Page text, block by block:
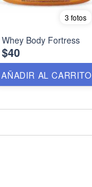
3 fotos
Whey Body Fortress
$40
AÑADIR AL CARRITO